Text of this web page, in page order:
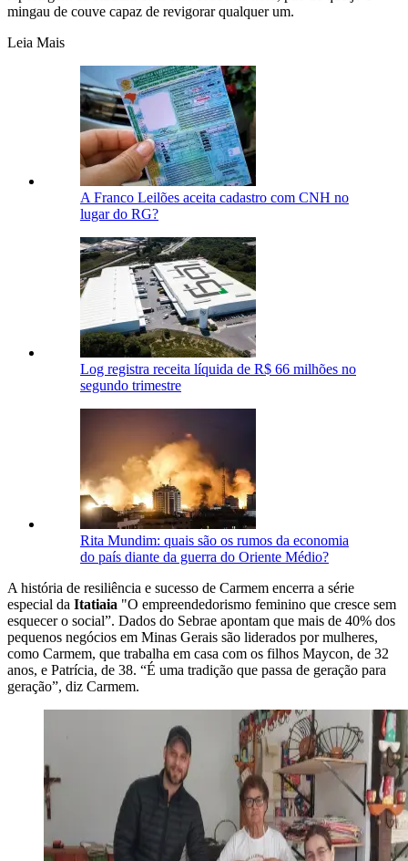
mingau de couve capaz de revigorar qualquer um.
Leia Mais
A Franco Leilões aceita cadastro com CNH no
lugar do RG?
Log registra receita líquida de R$ 66 milhões no
segundo trimestre
Rita Mundim: quais são os rumos da economia
do país diante da guerra do Oriente Médio?
A história de resiliência e sucesso de Carmem encerra a série
especial da Itatiaia "O empreendedorismo feminino que cresce sem
esquecer o social”. Dados do Sebrae apontam que mais de 40% dos
pequenos negócios em Minas Gerais são liderados por mulheres,
como Carmem, que trabalha em casa com os filhos Maycon, de 32
anos, e Patrícia, de 38. “É uma tradição que passa de geração para
geração”, diz Carmem.